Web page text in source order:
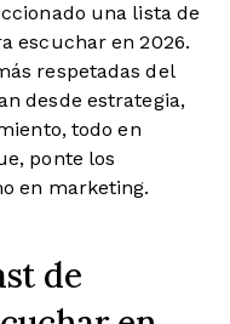
una lista de
escuchar en 2026.
respetadas del
desde estrategia,
todo en
ponte los
en marketing.
de